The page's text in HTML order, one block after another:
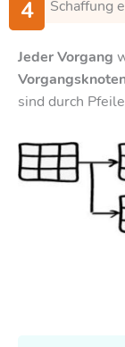
Schaffung
Jeder Vorgang
sind durch